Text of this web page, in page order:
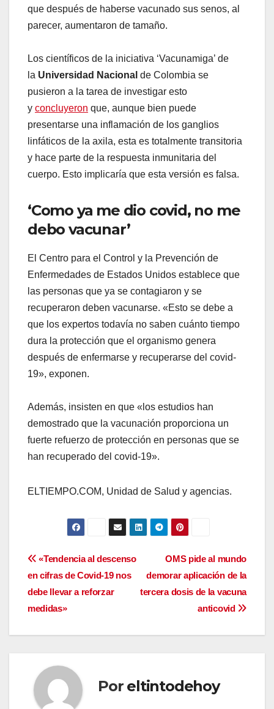
que después de haberse vacunado sus senos, al
parecer, aumentaron de tamaño.
Los científicos de la iniciativa ‘Vacunamiga’ de
la Universidad Nacional de Colombia se
pusieron a la tarea de investigar esto
y concluyeron que, aunque bien puede
presentarse una inflamación de los ganglios
linfáticos de la axila, esta es totalmente transitoria
y hace parte de la respuesta inmunitaria del
cuerpo. Esto implicaría que esta versión es falsa.
‘Como ya me dio covid, no me
debo vacunar’
El Centro para el Control y la Prevención de
Enfermedades de Estados Unidos establece que
las personas que ya se contagiaron y se
recuperaron deben vacunarse. «Esto se debe a
que los expertos todavía no saben cuánto tiempo
dura la protección que el organismo genera
después de enfermarse y recuperarse del covid-
19», exponen.
Además, insisten en que «los estudios han
demostrado que la vacunación proporciona un
fuerte refuerzo de protección en personas que se
han recuperado del covid-19».
ELTIEMPO.COM, Unidad de Salud y agencias.
Navegación
de
entradas
OMS pide al mundo
demorar aplicación de la
tercera dosis de la vacuna
anticovid
«Tendencia al descenso
en cifras de Covid-19 nos
debe llevar a reforzar
medidas»
Por eltintodehoy